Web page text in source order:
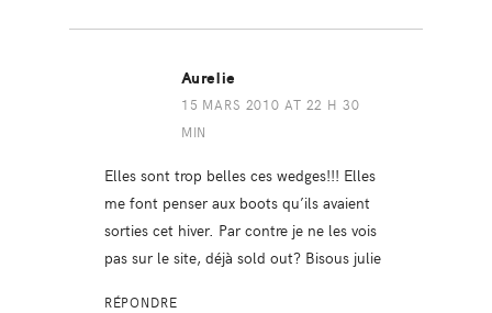
Aurelie
15 MARS 2010 AT 22 H 30
MIN
Elles sont trop belles ces wedges!!! Elles
me font penser aux boots qu’ils avaient
sorties cet hiver. Par contre je ne les vois
pas sur le site, déjà sold out? Bisous julie
RÉPONDRE